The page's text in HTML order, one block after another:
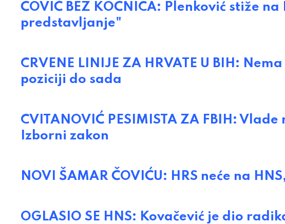
ČOVIĆ BEZ KOČNICA: Plenković stiže
predstavljanje"
CRVENE LINIJE ZA HRVATE U BIH:
poziciji do sada
CVITANOVIĆ PESIMISTA ZA FBIH:
Izborni zakon
NOVI ŠAMAR ČOVIĆU: HRS neće na
OGLASIO SE HNS: Kovačević je dio